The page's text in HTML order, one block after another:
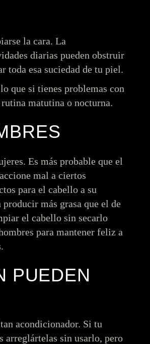
la cara. La
diarias pueden obstruir
toda esa suciedad de tu piel.
que si tienes problemas con
matutina o nocturna.
Es más probable que el
mal a ciertos
para el cabello a su
más grasa que el de
el cabello sin secarlo
para mantener feliz a
PUEDEN
acondicionador. Si tu
arreglártelas sin usarlo, pero